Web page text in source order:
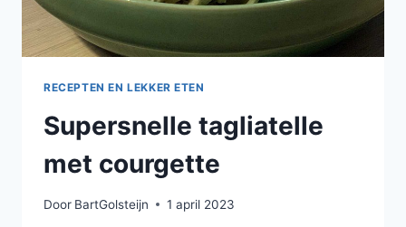
RECEPTEN EN LEKKER ETEN
Supersnelle tagliatelle
met courgette
Door BartGolsteijn 1 april 2023